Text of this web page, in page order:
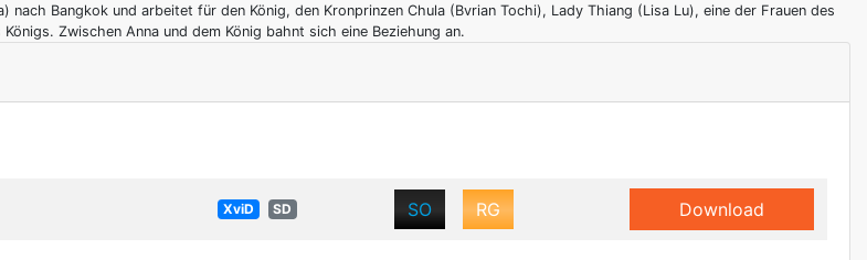
nach Bangkok und arbeitet für den König, den Kronprinzen Chula (Bvrian Tochi), Lady Thiang (Lisa Lu), eine der Frauen des
Zwischen Anna und dem König bahnt sich eine Beziehung an.
XviD SD SO RG Download